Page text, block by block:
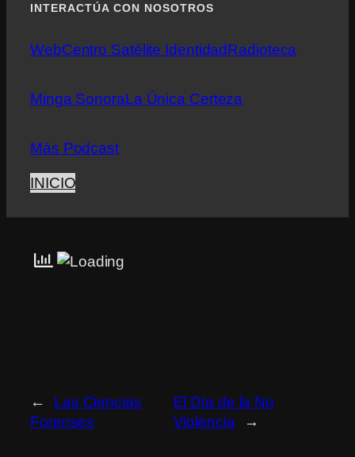
INTERACTÚA CON NOSOTROS
WebCentro Satélite IdentidadRadioteca
Minga SonoraLa Única Certeza
Más Podcast
INICIO
←
Las Ciencias
Forenses
El Día de la No
Violencia
→